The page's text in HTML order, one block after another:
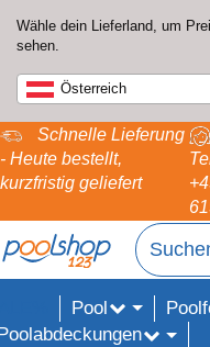
Wähle dein Lieferland, um
sehen.
Österreich
Schnelle Lieferung
- Heute bestellt,
kurzfristig geliefert
Pool